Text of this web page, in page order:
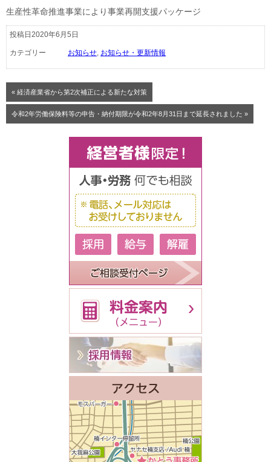
生産性革命推進事業により事業再開支援パッケージ
投稿日2020年6月5日
カテゴリー お知らせ お知らせ・更新情報
« 経済産業省から第2次補正による新たな対策
令和2年労働保険料等の申告・納付期限が令和2年8月31日まで延長されました »